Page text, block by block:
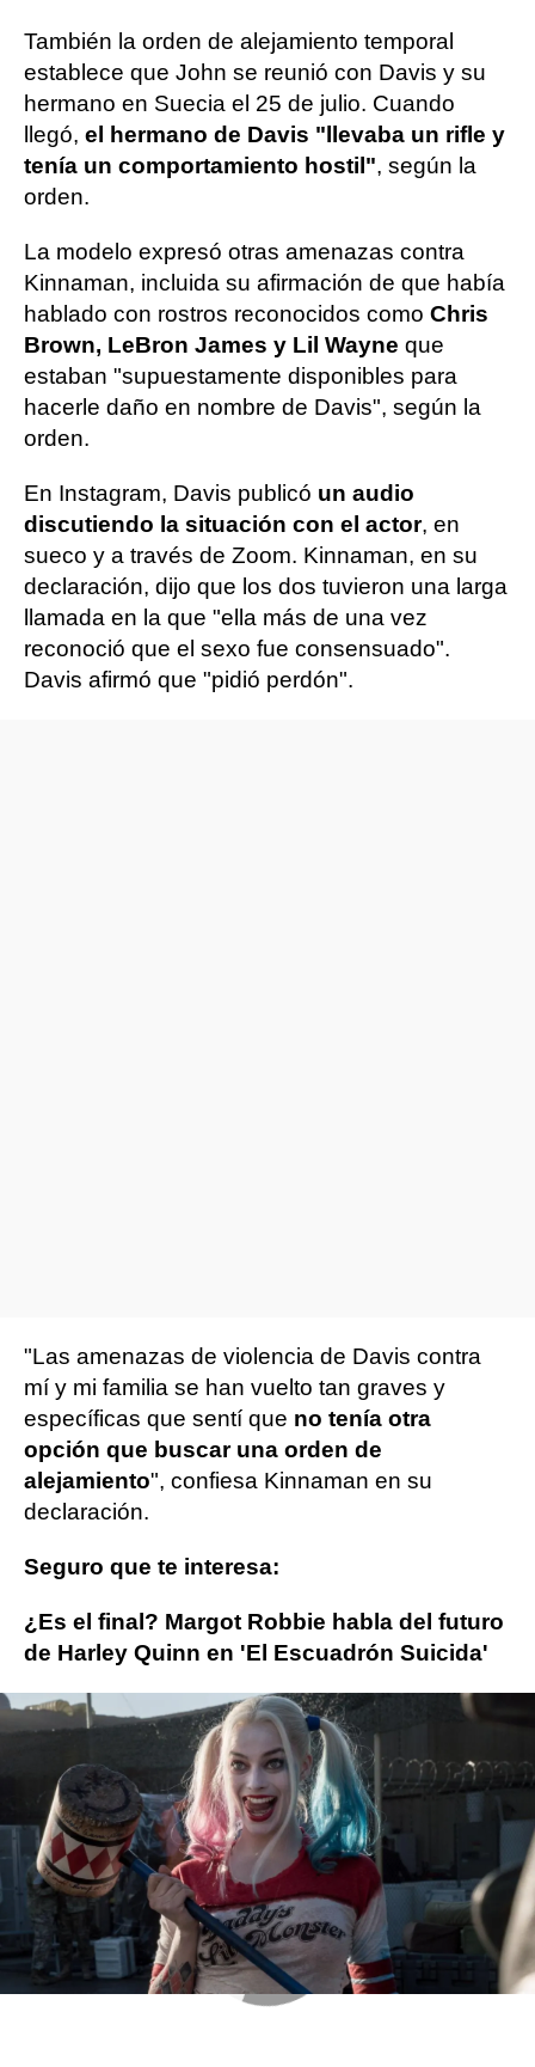
También la orden de alejamiento temporal
establece que John se reunió con Davis y su
hermano en Suecia el 25 de julio. Cuando
llegó, el hermano de Davis "llevaba un rifle y
tenía un comportamiento hostil", según la
orden.
La modelo expresó otras amenazas contra
Kinnaman, incluida su afirmación de que había
hablado con rostros reconocidos como Chris
Brown, LeBron James y Lil Wayne que
estaban "supuestamente disponibles para
hacerle daño en nombre de Davis", según la
orden.
En Instagram, Davis publicó un audio
discutiendo la situación con el actor, en
sueco y a través de Zoom. Kinnaman, en su
declaración, dijo que los dos tuvieron una larga
llamada en la que "ella más de una vez
reconoció que el sexo fue consensuado".
Davis afirmó que "pidió perdón".
"Las amenazas de violencia de Davis contra
mí y mi familia se han vuelto tan graves y
específicas que sentí que no tenía otra
opción que buscar una orden de
alejamiento", confiesa Kinnaman en su
declaración.
Seguro que te interesa:
¿Es el final? Margot Robbie habla del futuro
de Harley Quinn en 'El Escuadrón Suicida'